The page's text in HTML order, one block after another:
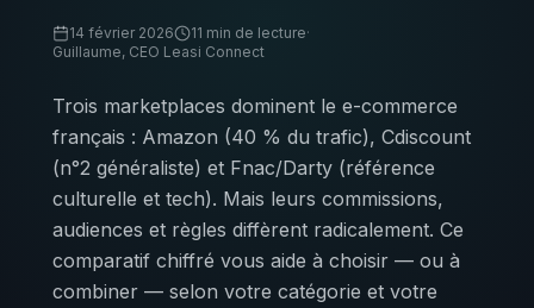
14 février 2026 11 min de lecture·
Guillaume, CEO Leasi Connect
Trois marketplaces dominent le e-commerce
français : Amazon (40 % du trafic), Cdiscount
(n°2 généraliste) et Fnac/Darty (référence
culturelle et tech). Mais leurs commissions,
audiences et règles diffèrent radicalement. Ce
comparatif chiffré vous aide à choisir — ou à
combiner — selon votre catégorie et votre